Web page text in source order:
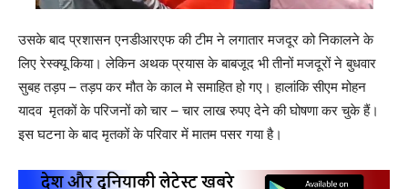
उसके बाद प्रशासन एनडीआरएफ की टीम ने लगातार मजदूर को निकालने के
लिए रेस्क्यू किया। लेकिन अथक प्रयास के बाबजूद भी तीनों मजदूरों ने बुधवार
सुबह तड़प – तड़प कर मौत के काल मे समाहित हो गए। हालांकि सीएम मोहन
यादव मृतकों के परिजनों को चार – चार लाख रुपए देने की घोषणा कर चुके हैं।
इस घटना के बाद मृतकों के परिवार में मातम पसर गया है।